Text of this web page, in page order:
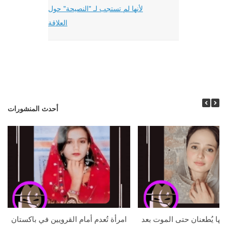
لأنها لم تستجب لـ "النصيحة" حول
العلاقة
أحدث المنشورات
امرأة تُعدم أمام القرويين في باكستان
يُطعنان حتى الموت بعد